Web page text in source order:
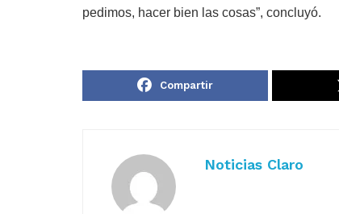
pedimos, hacer bien las cosas”, concluyó.
Compartir
Noticias Claro